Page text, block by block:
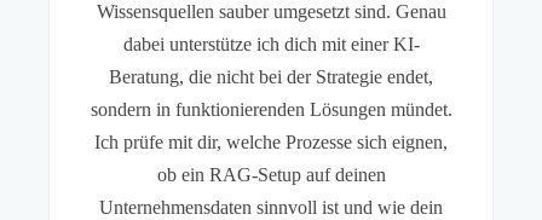
Wissensquellen sauber umgesetzt sind. Genau
dabei unterstütze ich dich mit einer KI-
Beratung, die nicht bei der Strategie endet,
sondern in funktionierenden Lösungen mündet.
Ich prüfe mit dir, welche Prozesse sich eignen,
ob ein RAG-Setup auf deinen
Unternehmensdaten sinnvoll ist und wie dein